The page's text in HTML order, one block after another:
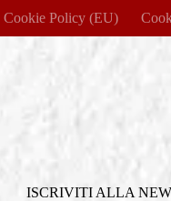
Cookie Policy (EU)
ISCRIVITI ALLA